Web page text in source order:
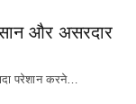
और असरदार
परेशान करने…